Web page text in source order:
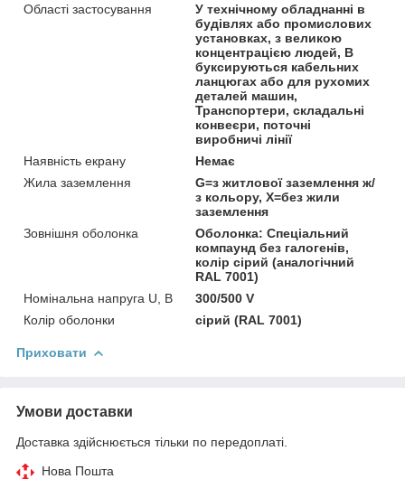
Області застосування
У технічному обладнанні в
будівлях або промислових
установках, з великою
концентрацією людей, В
буксируються кабельних
ланцюгах або для рухомих
деталей машин,
Транспортери, складальні
конвеєри, поточні
виробничі лінії
Наявність екрану
Немає
Жила заземлення
G=з житлової заземлення ж/
з кольору, Х=без жили
заземлення
Зовнішня оболонка
Оболонка: Спеціальний
компаунд без галогенів,
колір сірий (аналогічний
RAL 7001)
Номінальна напруга U, В
300/500 V
Колір оболонки
сірий (RAL 7001)
Приховати
Умови доставки
Доставка здійснюється тільки по передоплаті.
Нова Пошта